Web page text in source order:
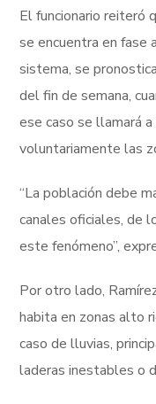
El funcionario reiteró
se encuentra en fase
sistema, se
del fin de semana,
ese caso se llamará
voluntariamente las
“La población debe
canales oficiales, de
este fenómeno”,
Por otro lado,
habita en zonas alto
caso de lluvias,
laderas inestables o